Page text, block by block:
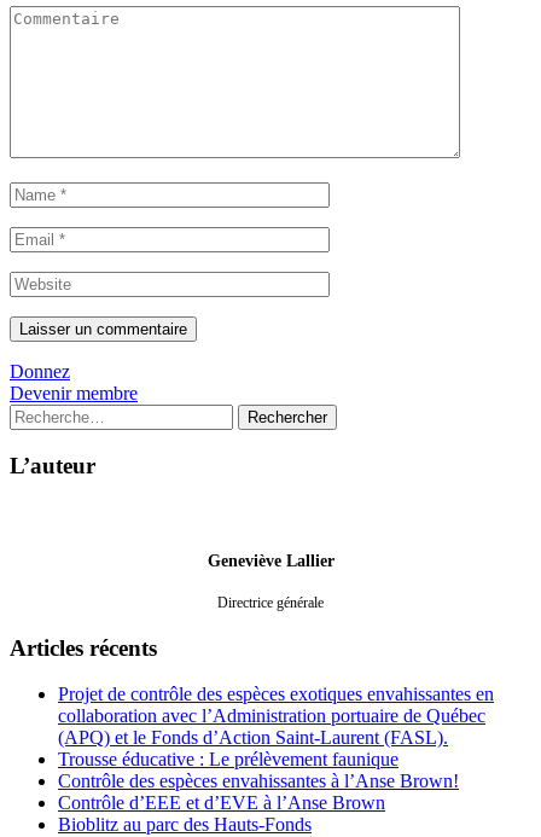
Donnez
Devenir membre
Rechercher :
L’auteur
Geneviève Lallier
Directrice générale
Articles récents
Projet de contrôle des espèces exotiques envahissantes en
collaboration avec l’Administration portuaire de Québec
(APQ) et le Fonds d’Action Saint-Laurent (FASL).
Trousse éducative : Le prélèvement faunique
Contrôle des espèces envahissantes à l’Anse Brown!
Contrôle d’EEE et d’EVE à l’Anse Brown
Bioblitz au parc des Hauts-Fonds